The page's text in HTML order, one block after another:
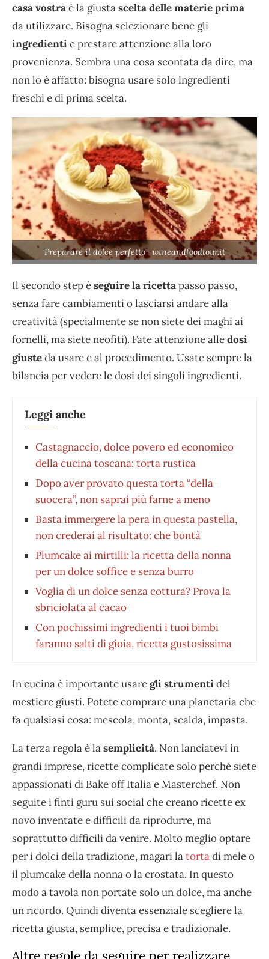
casa vostraè la giustascelta delle materie prima
da utilizzare. Bisogna selezionare bene gli
ingredientie prestare attenzione alla loro
provenienza. Sembra una cosa scontata da dire, ma
non lo è affatto: bisogna usare solo ingredienti
freschi e di prima scelta.
Preparare il dolce perfetto- wineandfoodtour.it
Il secondo step èseguire la ricettapasso passo,
senza fare cambiamenti o lasciarsi andare alla
creatività (specialmente se non siete dei maghi ai
fornelli, ma siete neofiti). Fate attenzione alledosi
giusteda usare e al procedimento. Usate sempre la
bilancia per vedere le dosi dei singoli ingredienti.
Leggi anche
Castagnaccio, dolce povero ed economico
della cucina toscana: torta rustica
Dopo aver provato questa torta “della
suocera”, non saprai più farne a meno
Basta immergere la pera in questa pastella,
non crederai al risultato: che bontà
Plumcake ai mirtilli: la ricetta della nonna
per un dolce soffice e senza burro
Voglia di un dolce senza cottura? Prova la
sbriciolata al cacao
Con pochissimi ingredienti i tuoi bimbi
faranno salti di gioia, ricetta gustosissima
In cucina è importante usaregli strumentidel
mestiere giusti. Potete comprare una planetaria che
fa qualsiasi cosa: mescola, monta, scalda, impasta.
La terza regola è lasemplicità. Non lanciatevi in
grandi imprese, ricette complicate solo perché siete
appassionati di Bake off Italia e Masterchef. Non
seguite i finti guru sui social che creano ricette ex
novo inventate e difficili da riprodurre, ma
soprattutto difficili da venire. Molto meglio optare
per i dolci della tradizione, magari latortadi mele o
il plumcake della nonna o la crostata. In questo
modo a tavola non portate solo un dolce, ma anche
un ricordo. Quindi diventa essenziale scegliere la
ricetta giusta, semplice, precisa e tradizionale.
Altre regole da seguire per realizzare